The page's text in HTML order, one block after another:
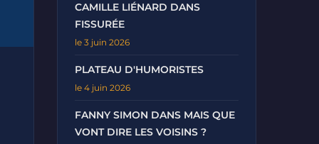
CAMILLE LIÉNARD DANS
FISSURÉE
le 3 juin 2026
PLATEAU D'HUMORISTES
le 4 juin 2026
FANNY SIMON DANS MAIS QUE
VONT DIRE LES VOISINS ?